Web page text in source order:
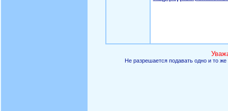
Не разрешается подавать одно и то